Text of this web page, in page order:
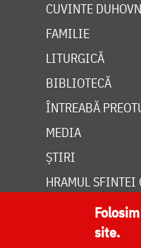
CUVINTE
FAMILIE
LITURGICĂ
BIBLIOTECĂ
ÎNTREABĂ
MEDIA
ȘTIRI
HRAMUL SFINTEI
site.